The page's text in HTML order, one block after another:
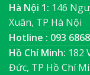
Hà Nội 1: 146
Xuân, TP Hà Nội
Hotline : 093
Hồ Chí Minh: 182
Đức, TP Hồ Chí